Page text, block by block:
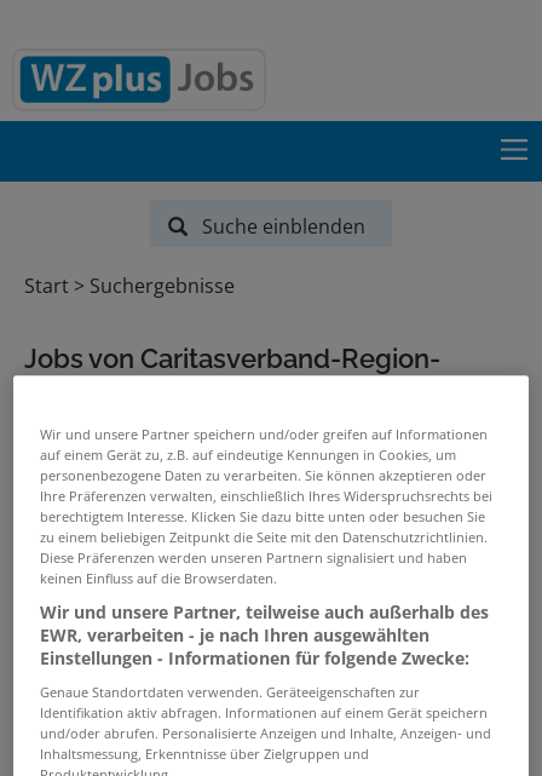
Suche einblenden
Start Suchergebnisse
Jobs von Caritasverband-Region-
Mönchengladbach-e-V
PASSENDE JOBS PER E-MAIL
GRENZEN SIE IHRE SUCHE EIN
Pflegefachkraft für unseren
Palliativ-Pflegedienst (m/w/d)
05.08.2026 /
Mönchengladbach e.V./ Mönchengladbach
Wir und unsere Partner speichern und/oder greifen auf Informationen
auf einem Gerät zu, z.B. auf eindeutige Kennungen in Cookies, um
personenbezogene Daten zu verarbeiten. Sie können akzeptieren oder
Ihre Präferenzen verwalten, einschließlich Ihres Widerspruchsrechts bei
berechtigtem Interesse. Klicken Sie dazu bitte unten oder besuchen Sie
zu einem beliebigen Zeitpunkt die Seite mit den Datenschutzrichtlinien.
Diese Präferenzen werden unseren Partnern signalisiert und haben
keinen Einfluss auf die Browserdaten.
Wir und unsere Partner, teilweise auch außerhalb des
EWR, verarbeiten - je nach Ihren ausgewählten
Einstellungen - Informationen für folgende Zwecke:
Genaue Standortdaten verwenden. Geräteeigenschaften zur
Identifikation aktiv abfragen. Informationen auf einem Gerät speichern
und/oder abrufen. Personalisierte Anzeigen und Inhalte, Anzeigen- und
Inhaltsmessung, Erkenntnisse über Zielgruppen und